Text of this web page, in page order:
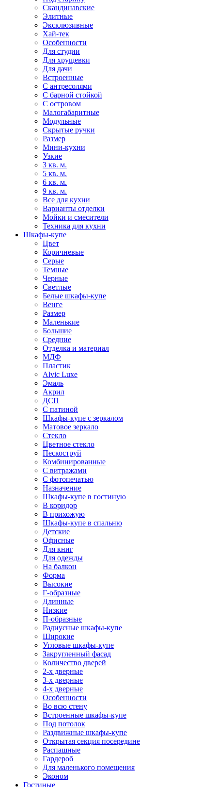
Скандинавские
Элитные
Эксклюзивные
Хай-тек
Особенности
Для студии
Для хрущевки
Для дачи
Встроенные
С антресолями
С барной стойкой
С островом
Малогабаритные
Модульные
Скрытые ручки
Размер
Мини-кухни
Узкие
3 кв. м.
5 кв. м.
6 кв. м.
9 кв. м.
Все для кухни
Варианты отделки
Мойки и смесители
Техника для кухни
Шкафы-купе
Цвет
Коричневые
Серые
Темные
Черные
Светлые
Белые шкафы-купе
Венге
Размер
Маленькие
Большие
Средние
Отделка и материал
МДФ
Пластик
Alvic Luxe
Эмаль
Акрил
ДСП
С патиной
Шкафы-купе с зеркалом
Матовое зеркало
Стекло
Цветное стекло
Пескоструй
Комбинированные
С витражами
С фотопечатью
Назначение
Шкафы-купе в гостиную
В коридор
В прихожую
Шкафы-купе в спальню
Детские
Офисные
Для книг
Для одежды
На балкон
Форма
Высокие
Г-образные
Длинные
Низкие
П-образные
Радиусные шкафы-купе
Широкие
Угловые шкафы-купе
Закругленный фасад
Количество дверей
2-х дверные
3-х дверные
4-х дверные
Особенности
Во всю стену
Встроенные шкафы-купе
Под потолок
Раздвижные шкафы-купе
Открытая секция посередине
Распашные
Гардероб
Для маленького помещения
Эконом
Гостиные